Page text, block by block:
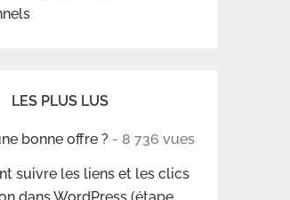
LES PLUS LUS
bonne offre ? - 8 736 vues
suivre les liens et les clics